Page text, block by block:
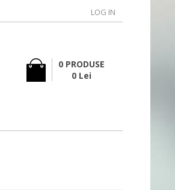
LOG IN
0 PRODUSE
0 Lei